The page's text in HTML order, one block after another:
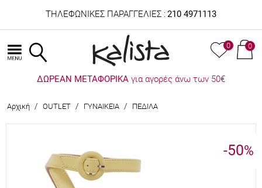
ΤΗΛΕΦΩΝΙΚΕΣ ΠΑΡΑΓΓΕΛΙΕΣ : 210 4971113
0 0
ΔΩΡΕΑΝ ΜΕΤΑΦΟΡΙΚΑ για αγορές άνω των 50€
Αρχική / OUTLET / ΓΥΝΑΙΚΕΙΑ / ΠΕΔΙΛΑ
-50%